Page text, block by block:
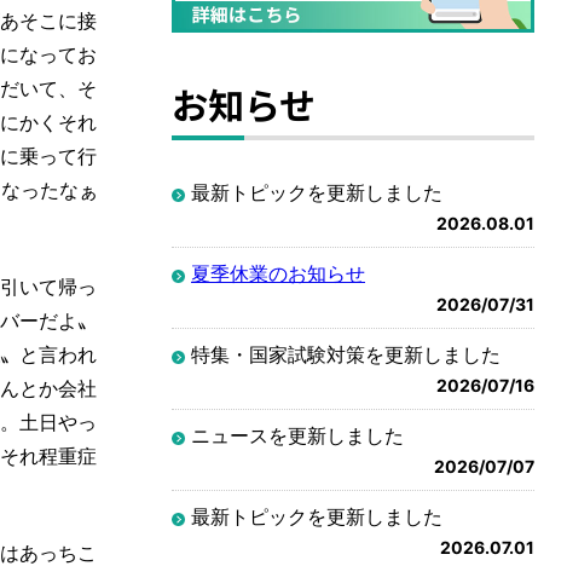
そこに接
なってお
いて、そ
かくそれ
乗って行
ったなぁ
いて帰っ
ーだよ〟
と言われ
とか会社
土日やっ
れ程重症
あっちこ
お知らせ
最新トピックを更新しました
2026.08.01
夏季休業のお知らせ
2026/07/31
特集・国家試験対策を更新しました
2026/07/16
ニュースを更新しました
2026/07/07
最新トピックを更新しました
2026.07.01